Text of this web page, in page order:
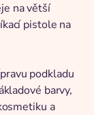
na větší
pistole na
podkladu
barvy,
a